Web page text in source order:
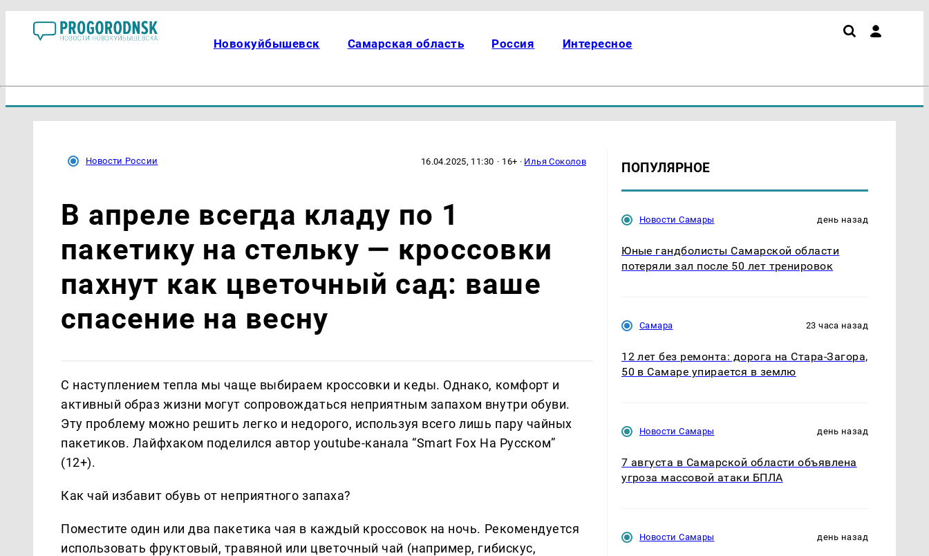
Новокуйбышевск Самарская область Россия Интересное
Новости России 16.04.2025, 11:30 · 16+ · Илья Соколов
В апреле всегда кладу по 1
пакетику на стельку — кроссовки
пахнут как цветочный сад: ваше
спасение на весну
С наступлением тепла мы чаще выбираем кроссовки и кеды. Однако, комфорт и
активный образ жизни могут сопровождаться неприятным запахом внутри обуви.
Эту проблему можно решить легко и недорого, используя всего лишь пару чайных
пакетиков. Лайфхаком поделился автор youtube-канала “Smart Fox На Русском”
(12+).
Как чай избавит обувь от неприятного запаха?
Поместите один или два пакетика чая в каждый кроссовок на ночь. Рекомендуется
использовать фруктовый, травяной или цветочный чай (например, гибискус,
ПОПУЛЯРНОЕ
Новости Самары день назад
Юные гандболисты Самарской области
потеряли зал после 50 лет тренировок
Самара 23 часа назад
12 лет без ремонта: дорога на Стара-Загора,
50 в Самаре упирается в землю
Новости Самары день назад
7 августа в Самарской области объявлена
угроза массовой атаки БПЛА
Новости Самары день назад